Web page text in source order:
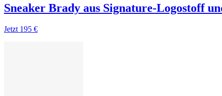
Sneaker Brady aus Signature-Logostoff
Jetzt 195 €